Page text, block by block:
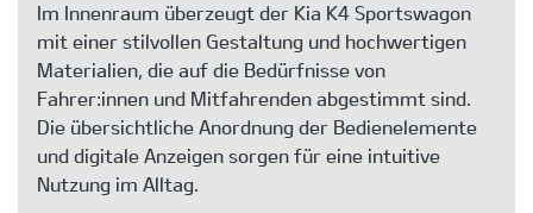
Im Innenraum überzeugt der Kia K4 Sportswagon
mit einer stilvollen Gestaltung und hochwertigen
Materialien, die auf die Bedürfnisse von
Fahrer:innen und Mitfahrenden abgestimmt sind.
Die übersichtliche Anordnung der Bedienelemente
und digitale Anzeigen sorgen für eine intuitive
Nutzung im Alltag.